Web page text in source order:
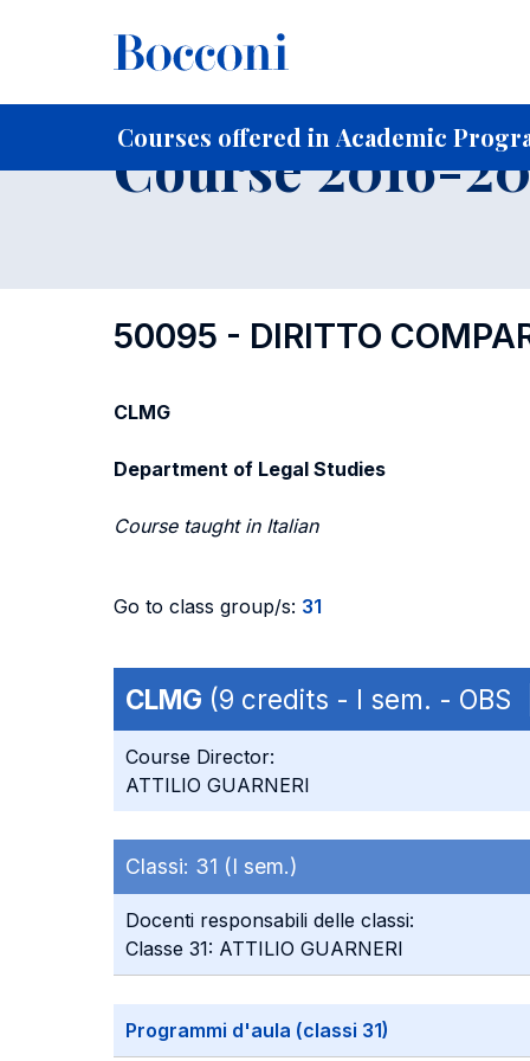
Courses offered in Academic
Home For current Students
Course 2016-
50095 - DIRITTO
CLMG
Department of Legal Studies
Course taught in Italian
Go to class group/s: 31
CLMG (9 credits - I sem. -
Course Director:
ATTILIO GUARNERI
Classi: 31 (I sem.)
Docenti responsabili delle classi:
Classe 31: ATTILIO GUARNERI
Programmi d'aula (classi 31)